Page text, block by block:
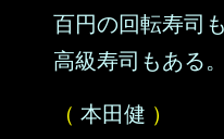
百円の回転寿司
高級寿司もある。
（ 本田健 ）